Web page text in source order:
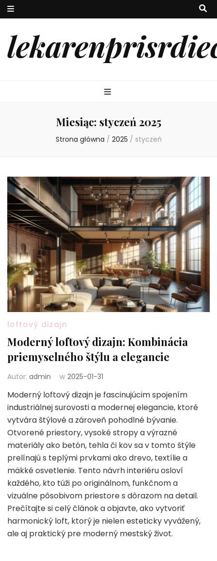
Miesiąc: styczeń 2025
Strona główna / 2025 / styczeń
loftový dizajn
Moderný loftový dizajn: Kombinácia
priemyselného štýlu a elegancie
Autor: admin w 2025-01-31
Moderný loftový dizajn je fascinujúcim spojením
industriálnej surovosti a modernej elegancie, ktoré
vytvára štýlové a zároveň pohodlné bývanie.
Otvorené priestory, vysoké stropy a výrazné
materiály ako betón, tehla či kov sa v tomto štýle
prelínajú s teplými prvkami ako drevo, textílie a
mäkké osvetlenie. Tento návrh interiéru osloví
každého, kto túži po originálnom, funkčnom a
vizuálne pôsobivom priestore s dôrazom na detail.
Prečítajte si celý článok a objavte, ako vytvoriť
harmonický loft, ktorý je nielen esteticky vyvážený,
ale aj praktický pre moderný mestský život.